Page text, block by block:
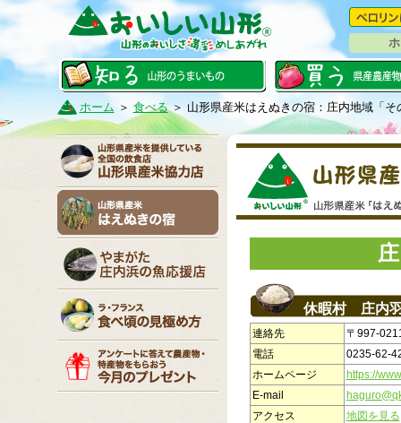
ホーム ＞ 食べる＞ 山形県産米はえぬきの宿：庄内地域「そ
休暇村 庄内
連絡先
〒997-
電話
0235-62-
ホームページ
https://
E-mail
アクセス
地図を見る